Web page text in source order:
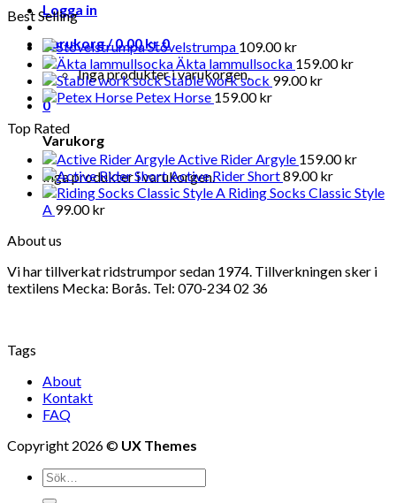
Logga in
Varukorg /0.00kr0
Inga produkter i varukorgen.
0
Varukorg
Inga produkter i varukorgen.
Best Selling
Stövelstrumpa 109.00kr
Äkta lammullsocka 159.00kr
Stable work sock 99.00kr
Petex Horse 159.00kr
Top Rated
Active Rider Argyle 159.00kr
Active Rider Short89.00kr
Riding Socks Classic Style
A 99.00kr
About us
Vi har tillverkat ridstrumpor sedan 1974. Tillverkningen sker i
textilens Mecka: Borås. Tel: 070-234 02 36
Tags
About
Kontakt
FAQ
Copyright 2026 © UX Themes